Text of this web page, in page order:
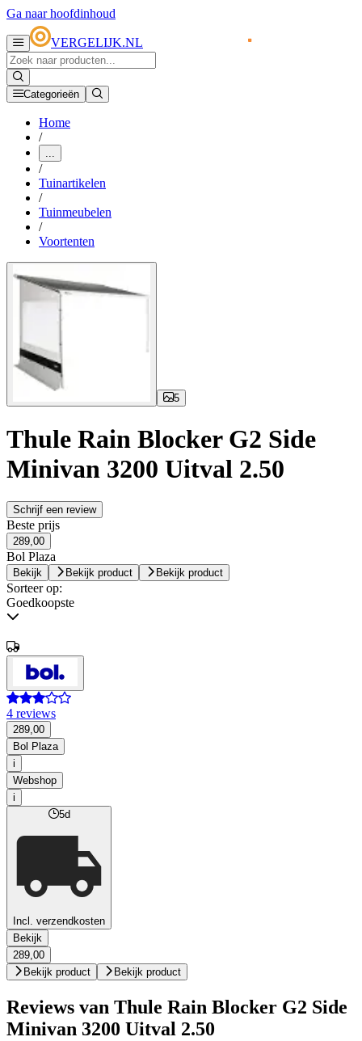
Ga naar hoofdinhoud
VERGELIJK.NL
Categorieën
Home
/
...
/
Tuinartikelen
/
Tuinmeubelen
/
Voortenten
5
Thule Rain Blocker G2 Side
Minivan 3200 Uitval 2.50
Schrijf een review
Beste prijs
289,00
Bol Plaza
Bekijk Bekijk product Bekijk product
Sorteer op:
Goedkoopste
4 reviews
289,00
Bol Plaza
i
Webshop
i
5d
Incl. verzendkosten
Bekijk
289,00
Bekijk product
Bekijk product
Reviews van Thule Rain Blocker G2 Side
Minivan 3200 Uitval 2.50